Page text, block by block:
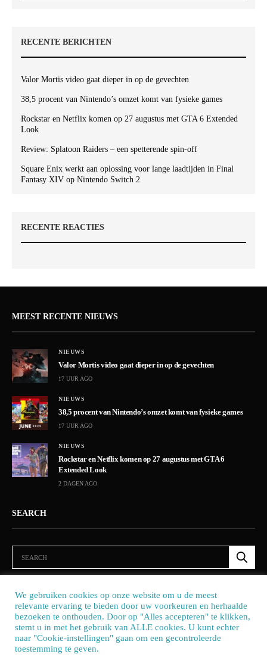
RECENTE BERICHTEN
Valor Mortis video gaat dieper in op de gevechten
38,5 procent van Nintendo’s omzet komt van fysieke games
Rockstar en Netflix komen op 27 augustus met GTA 6 Extended
Look
Review: Splatoon Raiders – een spetterende spin-off
Square Enix werkt aan oplossing voor lange laadtijden in Final
Fantasy XIV op Nintendo Switch 2
RECENTE REACTIES
MEEST RECENTE NIEUWS
NIEUWS
Valor Mortis video gaat dieper in op de gevechten
17 UUR AGO
NIEUWS
38,5 procent van Nintendo’s omzet komt van fysieke games
17 UUR AGO
NIEUWS
Rockstar en Netflix komen op 27 augustus met GTA 6
Extended Look
2 DAGEN AGO
SEARCH
We gebruiken cookies op onze website om u de meest
relevante ervaring te bieden door uw voorkeuren en herhaalde
bezoeken te onthouden. Door op "Alles accepteren" te klikken,
stemt u in met het gebruik van ALLE cookies. U kunt echter
naar "Cookie-instellingen" gaan om een ​​gecontroleerde
toestemming te geven.
Our site uses cookies. Learn more about our use of cookies: